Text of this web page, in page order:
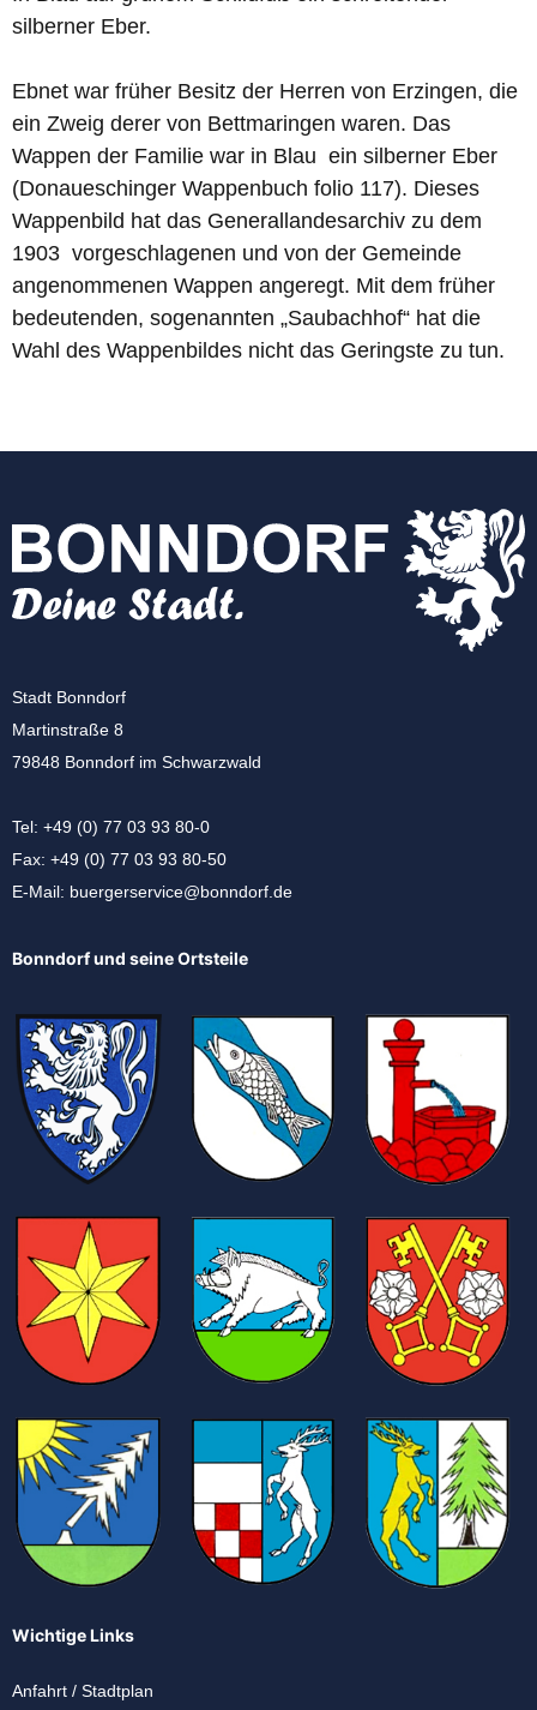
silberner Eber.
Ebnet war früher Besitz der Herren von Erzingen, die
ein Zweig derer von Bettmaringen waren. Das
Wappen der Familie war in Blau ein silberner Eber
(Donaueschinger Wappenbuch folio 117). Dieses
Wappenbild hat das Generallandesarchiv zu dem
1903 vorgeschlagenen und von der Gemeinde
angenommenen Wappen angeregt. Mit dem früher
bedeutenden, sogenannten „Saubachhof“ hat die
Wahl des Wappenbildes nicht das Geringste zu tun.
Stadt Bonndorf
Martinstraße 8
79848 Bonndorf im Schwarzwald
Tel: +49 (0) 77 03 93 80-0
Fax: +49 (0) 77 03 93 80-50
E-Mail: buergerservice@bonndorf.de
Bonndorf und seine Ortsteile
Wichtige Links
Anfahrt / Stadtplan